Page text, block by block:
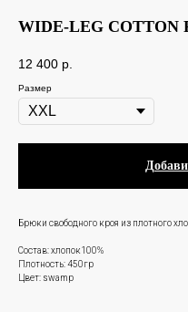
WIDE-LEG COTTON
12 400 p.
Размер
Брюки свободного кроя из плотного
Состав: хлопок100%
Плотность: 450гр
Цвет: swamp